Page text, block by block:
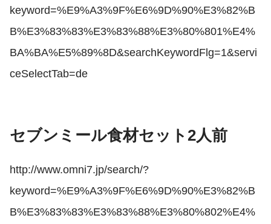
keyword=%E9%A3%9F%E6%9D%90%E3%82%B
B%E3%83%83%E3%83%88%E3%80%801%E4%
BA%BA%E5%89%8D&searchKeywordFlg=1&servi
ceSelectTab=de
セブンミール食材セット2人前
http://www.omni7.jp/search/?
keyword=%E9%A3%9F%E6%9D%90%E3%82%B
B%E3%83%83%E3%83%88%E3%80%802%E4%